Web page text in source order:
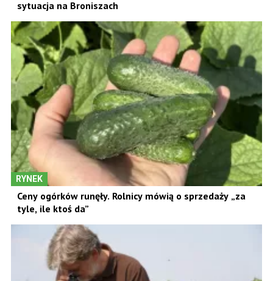
sytuacja na Broniszach
RYNEK
Ceny ogórków runęły. Rolnicy mówią o sprzedaży „za
tyle, ile ktoś da”